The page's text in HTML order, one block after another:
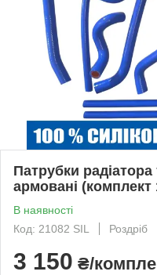
Патрубки
армовані (комплект
В наявності
Код: 21082 SIL
Роздріб
3 150 ₴/